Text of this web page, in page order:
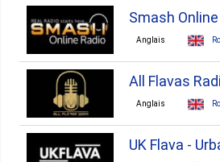
Smash
Anglais
All Flavas
Anglais
UK Flava -